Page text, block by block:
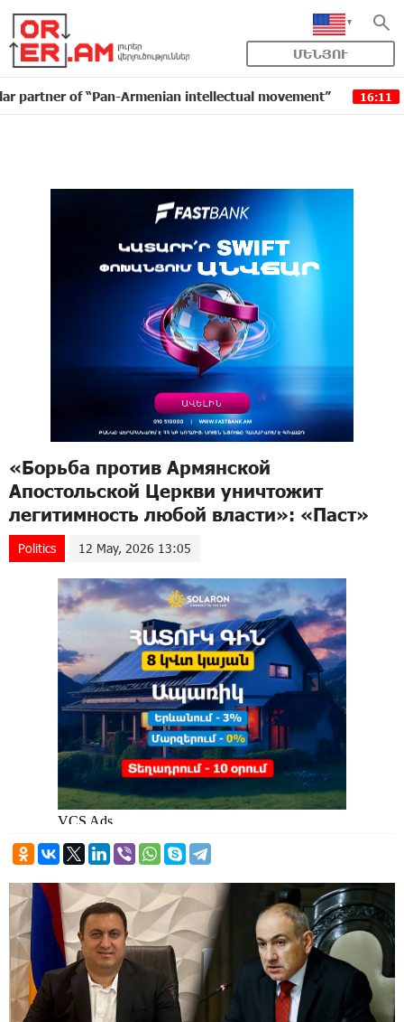
ՄԵՆՅՈՒ
“Pan-Armenian intellectual movement” 16:11 IDBank
«Борьба против Армянской
Апостольской Церкви уничтожит
легитимность любой власти»: «Паст»
Politics 12 May, 2026 13:05